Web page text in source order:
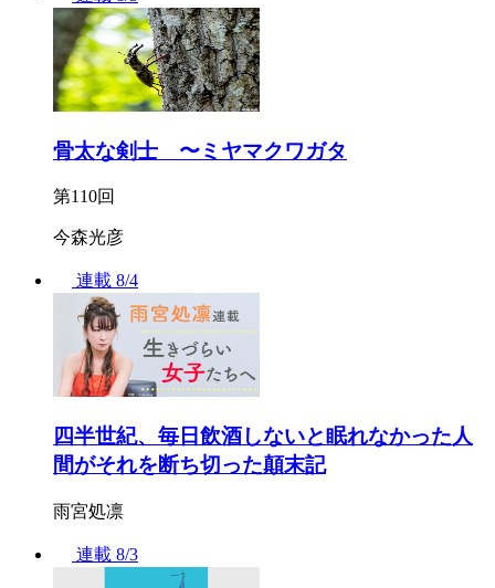
骨太な剣士 〜ミヤマクワガタ
第110回
今森光彦
連載 8/4
四半世紀、毎日飲酒しないと眠れなかった人
間がそれを断ち切った顛末記
雨宮処凛
連載 8/3